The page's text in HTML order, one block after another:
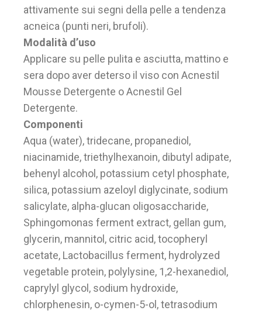
attivamente sui segni della pelle a tendenza
acneica (punti neri, brufoli).
Modalità d’uso
Applicare su pelle pulita e asciutta, mattino e
sera dopo aver deterso il viso con Acnestil
Mousse Detergente o Acnestil Gel
Detergente.
Componenti
Aqua (water), tridecane, propanediol,
niacinamide, triethylhexanoin, dibutyl adipate,
behenyl alcohol, potassium cetyl phosphate,
silica, potassium azeloyl diglycinate, sodium
salicylate, alpha-glucan oligosaccharide,
Sphingomonas ferment extract, gellan gum,
glycerin, mannitol, citric acid, tocopheryl
acetate, Lactobacillus ferment, hydrolyzed
vegetable protein, polylysine, 1,2-hexanediol,
caprylyl glycol, sodium hydroxide,
chlorphenesin, o-cymen-5-ol, tetrasodium